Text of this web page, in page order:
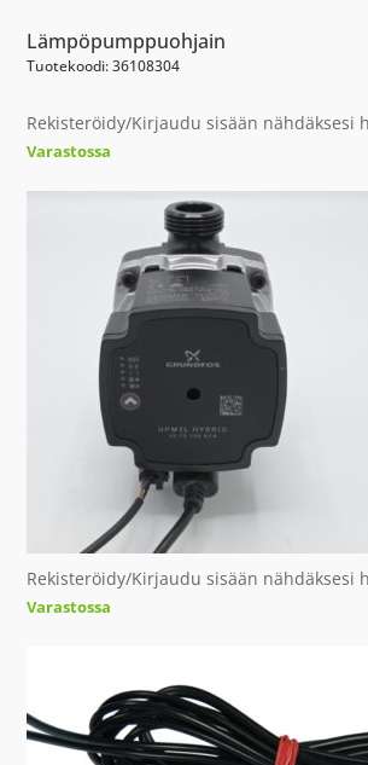
Lämpöpumppuohjain
Tuotekoodi: 36108304
Rekisteröidy/Kirjaudu sisään nähdäksesi
Varastossa
Rekisteröidy/Kirjaudu sisään nähdäksesi
Varastossa